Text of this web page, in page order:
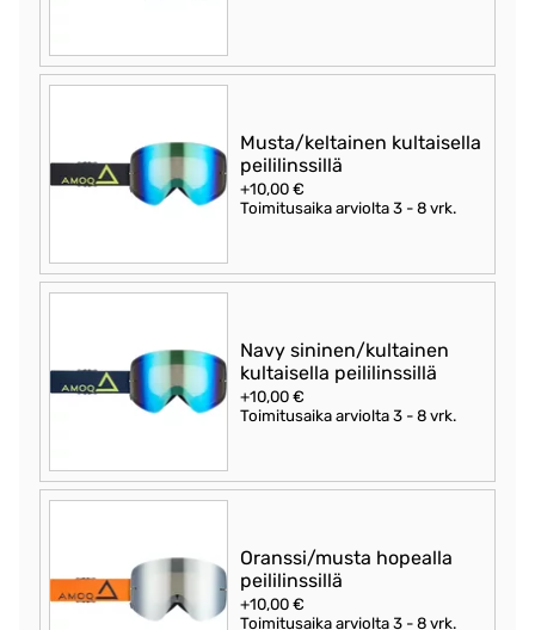
Musta/keltainen kultaisella
peililinssillä
+10,00 €
Toimitusaika arviolta 3 - 8 vrk.
Navy sininen/kultainen
kultaisella peililinssillä
+10,00 €
Toimitusaika arviolta 3 - 8 vrk.
Oranssi/musta hopealla
peililinssillä
+10,00 €
Toimitusaika arviolta 3 - 8 vrk.